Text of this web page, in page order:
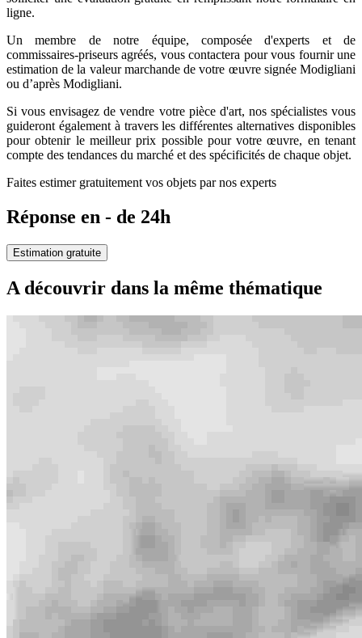
ligne.
Un membre de notre équipe, composée d'experts et de
commissaires-priseurs agréés, vous contactera pour vous fournir une
estimation de la valeur marchande de votre œuvre signée Modigliani
ou d’après Modigliani.
Si vous envisagez de vendre votre pièce d'art, nos spécialistes vous
guideront également à travers les différentes alternatives disponibles
pour obtenir le meilleur prix possible pour votre œuvre, en tenant
compte des tendances du marché et des spécificités de chaque objet.
Faites estimer gratuitement vos objets par nos experts
Réponse en - de 24h
Estimation gratuite
A découvrir dans la même thématique